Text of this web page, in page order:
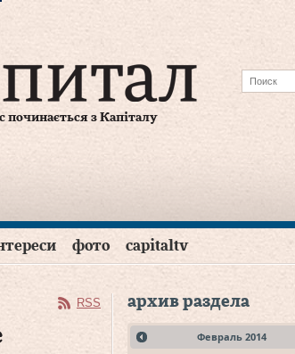
починається з Капіталу
фото capitaltv
RSS архив раздела
Февраль 2014